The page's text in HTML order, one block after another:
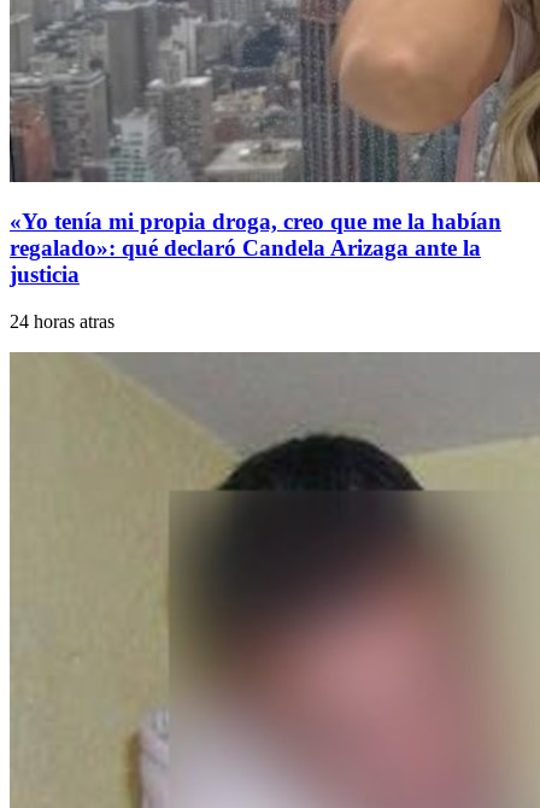
«Yo tenía mi propia droga, creo que me la habían
regalado»: qué declaró Candela Arizaga ante la
justicia
24 horas atras